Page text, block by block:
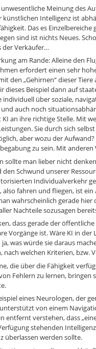
Meinung des
künstlichen Intelligenz ist
Das es
sind ist nichts Neues.
der Verkäufer…
am Rande: Alleine den
erfordert einen sehr
den „Gehirnen“ dieser
dieses Beispiel dann auf
individuell über soziale,
auch noch
an ihre richtige Stelle. Mit
Sie durch sich
aber wozu der
zu sein. Mit
sollte man lieber nicht
Schwund unserer
Individualverkehr
also fahren und fliegen, ist
wahrscheinlich gerade
Nachteile sozusagen
dass gerade der
Vorgänge ist. Wäre KI in der
was würde sie daraus
welchen Kriterien, bzw.
die über die Fähigkeit
Fehlern zu lernen, bringen
eines Neurologen, der
von einem
entfernt verstehen, dass
stehenden
überlassen werden sollte.